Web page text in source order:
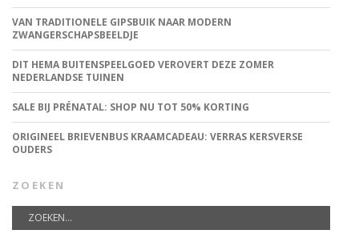
VAN TRADITIONELE GIPSBUIK NAAR MODERN
ZWANGERSCHAPSBEELDJE
DIT HEMA BUITENSPEELGOED VEROVERT DEZE ZOMER
NEDERLANDSE TUINEN
SALE BIJ PRÉNATAL: SHOP NU TOT 50% KORTING
ORIGINEEL BRIEVENBUS KRAAMCADEAU: VERRAS KERSVERSE
OUDERS
ZOEKEN